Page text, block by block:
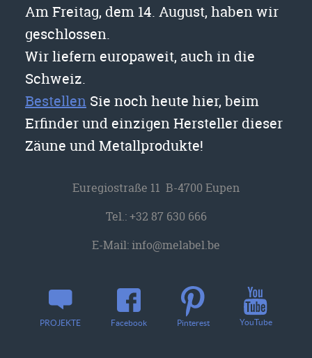
Am Freitag, dem 14. August, haben wir
geschlossen.
Wir liefern europaweit, auch in die
Schweiz.
Bestellen Sie noch heute hier, beim
Erfinder und einzigen Hersteller dieser
Zäune und Metallprodukte!
Euregiostraße 11 B-4700 Eupen
Tel.:+32 87 630 666
E-Mail:info@melabel.be
PROJEKTE Facebook Pinterest YouTube